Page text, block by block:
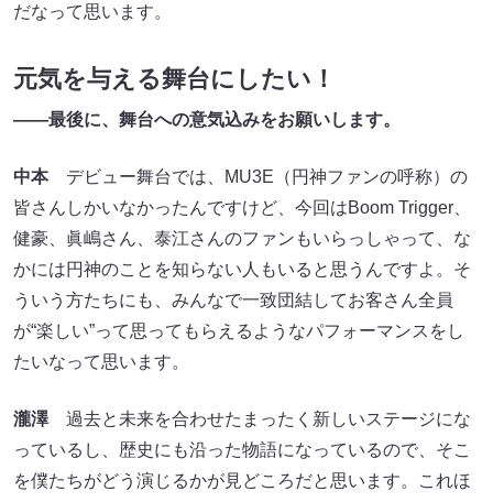
だなって思います。
元気を与える舞台にしたい！
――最後に、舞台への意気込みをお願いします。
中本デビュー舞台では、MU3E（円神ファンの呼称）の
皆さんしかいなかったんですけど、今回はBoom Trigger、
健豪、眞嶋さん、泰江さんのファンもいらっしゃって、な
かには円神のことを知らない人もいると思うんですよ。そ
ういう方たちにも、みんなで一致団結してお客さん全員
が“楽しい”って思ってもらえるようなパフォーマンスをし
たいなって思います。
瀧澤過去と未来を合わせたまったく新しいステージにな
っているし、歴史にも沿った物語になっているので、そこ
を僕たちがどう演じるかが見どころだと思います。これほ